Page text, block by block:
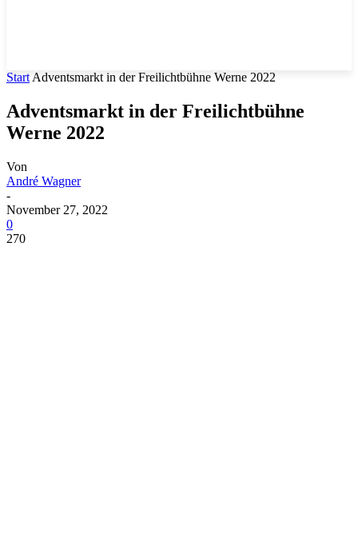
Start Adventsmarkt in der Freilichtbühne Werne 2022
Adventsmarkt in der Freilichtbühne
Werne 2022
Von
André Wagner
-
November 27, 2022
0
270